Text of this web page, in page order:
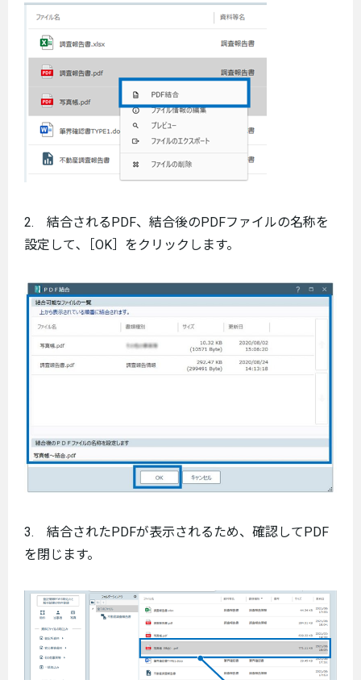
2. 結合されるPDF、結合後のPDFファイルの名称を
設定して､［OK］をクリックします。
3. 結合されたPDFが表示されるため、確認してPDF
を閉じます。